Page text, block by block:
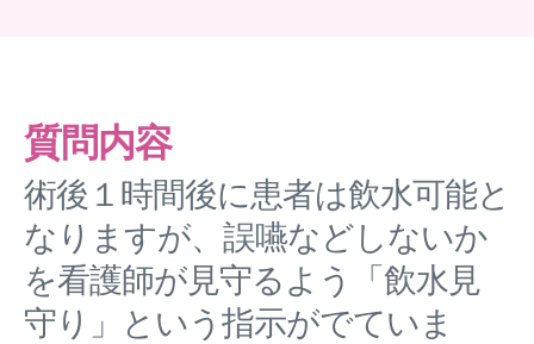
質問内容
術後１時間後に患者は飲水可能と
なりますが、誤嚥などしないか
を看護師が見守るよう「飲水見
守り」という指示がでていま